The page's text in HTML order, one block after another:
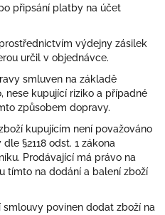
připsání platby na účet
výdejny zásilek
určil v objednávce.
smluven na základě
nese kupující riziko a případné
způsobem dopravy.
kupujícím není považováno
§2118 odst. 1 zákona
Prodávající má právo na
tímto na dodání a balení zboží
povinen dodat zboží na